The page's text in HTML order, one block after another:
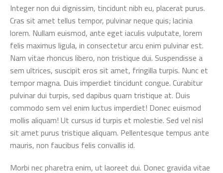
Integer non dui dignissim, tincidunt nibh eu, placerat purus.
Cras sit amet tellus tempor, pulvinar neque quis; lacinia
lorem. Nullam euismod, ante eget iaculis vulputate, lorem
felis maximus ligula, in consectetur arcu enim pulvinar est.
Nam vitae rhoncus libero, non tristique dui. Suspendisse a
sem ultrices, suscipit eros sit amet, fringilla turpis. Nunc et
tempor magna. Duis imperdiet tincidunt congue. Curabitur
pulvinar dui turpis, sed dapibus quam tristique at. Duis
commodo sem vel enim luctus imperdiet! Donec euismod
mollis aliquam! Ut cursus id turpis et molestie. Sed vel nisl
sit amet purus tristique aliquam. Pellentesque tempus ante
mauris, non faucibus felis convallis id.
Morbi nec pharetra enim, ut laoreet dui. Donec gravida vitae